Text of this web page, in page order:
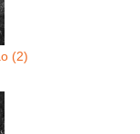
(2)